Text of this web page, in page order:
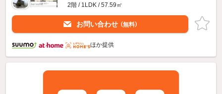
2階 / 1LDK / 57.59㎡
お問い合わせ （無料）
ほか提供